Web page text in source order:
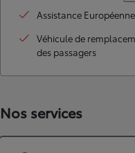
Assistance
Véhicule de
des passagers
Nos services